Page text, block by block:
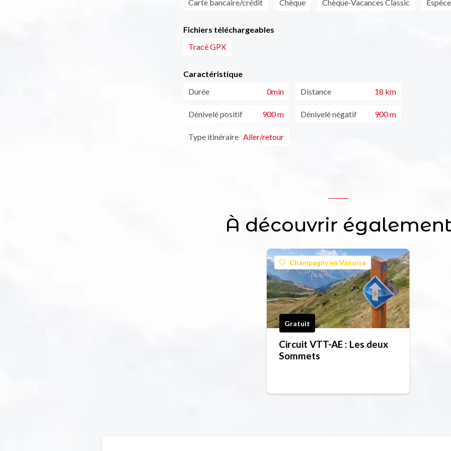
Carte bancaire/crédit Chèque Chèque-Vacances Classic
Fichiers téléchargeables
Tracé GPX
Caractéristique
Durée
0min Distance 18 km
Dénivelé positif 900 m Dénivelé négatif 900 m
Type itinéraire Aller/retour
À découvrir
Champagny en Vanoise
Gratuit
Circuit VTT-AE : Les deux
Sommets